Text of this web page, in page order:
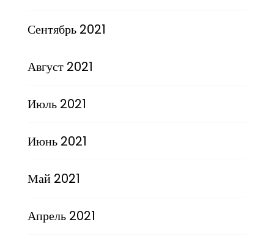
Сентябрь 2021
Август 2021
Июль 2021
Июнь 2021
Май 2021
Апрель 2021